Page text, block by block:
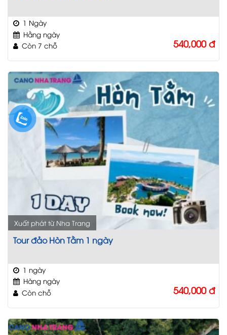
1 Ngày
Hằng ngày
Còn 7 chỗ
540,000đ
Tour đảo Hòn Tằm 1 ngày
Xuất phát từ Nha Trang
1 ngày
Hàng ngày
Còn chỗ
540,000đ